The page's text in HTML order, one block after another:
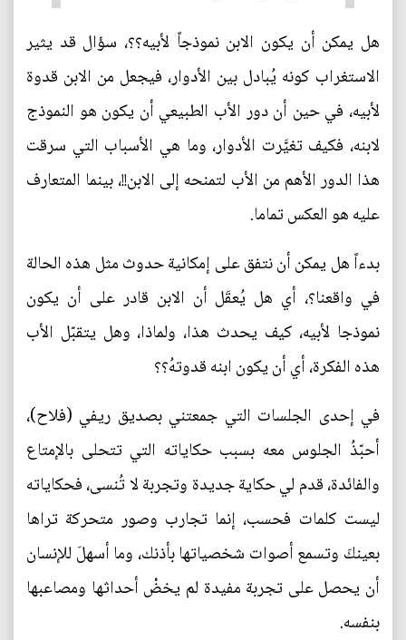
هل يمكن أن يكون الابن نموذجاً لأبيه؟؟، سؤال قد يثير
الاستغراب كونه يُبادل بين الأدوار، فيجعل من الابن قدوة
لأبيه، في حين أن دور الأب الطبيعي أن يكون هو النموذج
لابنه، فكيف تغيَّرت الأدوار، وما هي الأسباب التي سرقت
هذا الدور الأهم من الأب لتمنحه إلى الابن!!، بينما المتعارف
عليه هو العكس تماما.
بدءاً هل يمكن أن نتفق على إمكانية حدوث مثل هذه الحالة
في واقعنا؟، أي هل يُعقَل أن الابن قادر على أن يكون
نموذجا لأبيه، كيف يحدث هذا، ولماذا، وهل يتقبّل الأب
هذه الفكرة، أي أن يكون ابنه قدوتهُ؟؟
في إحدى الجلسات التي جمعتني بصديق ريفي (فلاح)،
أحبّذُ الجلوس معه بسبب حكاياته التي تتحلى بالإمتاع
والفائدة، قدم لي حكاية جديدة وتجربة لا تُنسى، فحكاياته
ليست كلمات فحسب، إنما تجارب وصور متحركة تراها
بعينكَ وتسمع أصوات شخصياتها بأذنك، وما أسهلَ للإنسان
أن يحصل على تجربة مفيدة لم يخضْ أحداثها ومصاعبها
بنفسه.